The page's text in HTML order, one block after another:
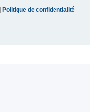
| Politique de confidentialité